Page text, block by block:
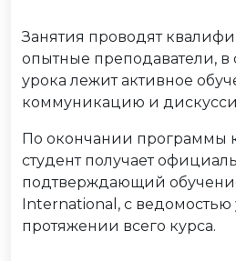
Занятия проводят
опытные преподаватели, в
урока лежит активное
коммуникацию и
По окончании программы
студент получает
подтверждающий
International, с ведомостью
протяжении всего курса.